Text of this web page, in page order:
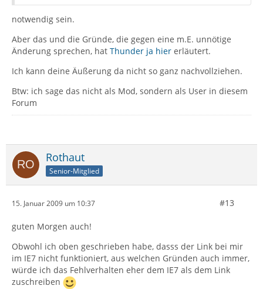
notwendig sein.
Aber das und die Gründe, die gegen eine m.E. unnötige
Änderung sprechen, hat Thunder ja hier erläutert.
Ich kann deine Äußerung da nicht so ganz nachvollziehen.
Btw: ich sage das nicht als Mod, sondern als User in diesem
Forum
Rothaut
Senior-Mitglied
15. Januar 2009 um 10:37 #13
guten Morgen auch!
Obwohl ich oben geschrieben habe, dasss der Link bei mir
im IE7 nicht funktioniert, aus welchen Gründen auch immer,
würde ich das Fehlverhalten eher dem IE7 als dem Link
zuschreiben